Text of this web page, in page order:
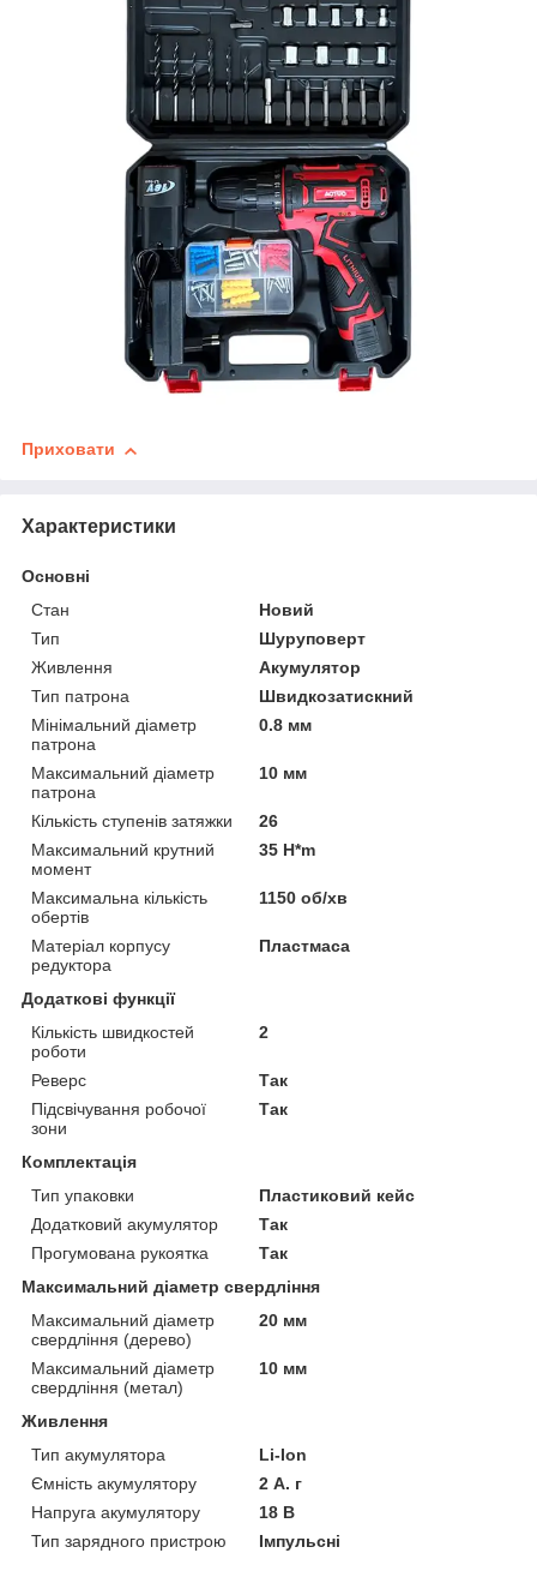
Приховати
Характеристики
Основні
Стан
Новий
Тип
Шуруповерт
Живлення
Акумулятор
Тип патрона
Швидкозатискний
Мінімальний діаметр
патрона
0.8 мм
Максимальний діаметр
патрона
10 мм
Кількість ступенів затяжки
26
Максимальний крутний
момент
35 H*m
Максимальна кількість
обертів
1150 об/хв
Матеріал корпусу
редуктора
Пластмаса
Додаткові функції
Кількість швидкостей
роботи
2
Реверс
Так
Підсвічування робочої
зони
Так
Комплектація
Тип упаковки
Пластиковий кейс
Додатковий акумулятор
Так
Прогумована рукоятка
Так
Максимальний діаметр свердління
Максимальний діаметр
свердління (дерево)
20 мм
Максимальний діаметр
свердління (метал)
10 мм
Живлення
Тип акумулятора
Li-Ion
Ємність акумулятору
2 А. г
Напруга акумулятору
18 В
Тип зарядного пристрою
Імпульсні